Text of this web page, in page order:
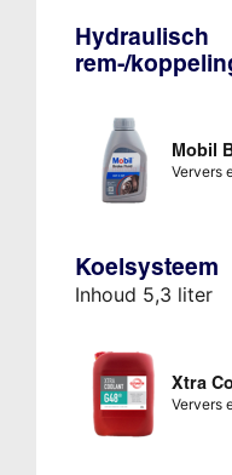
Hydraulisch
rem-/
Mobil
Ververs
Koelsysteem
Inhoud 5,3 liter
Xtra
Ververs